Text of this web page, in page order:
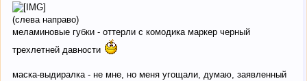
(слева направо)
меламиновые губки - оттерли с комодика маркер черный
трехлетней давности
маска-выдиралка - не мне, но меня угощали, думаю, заявленный